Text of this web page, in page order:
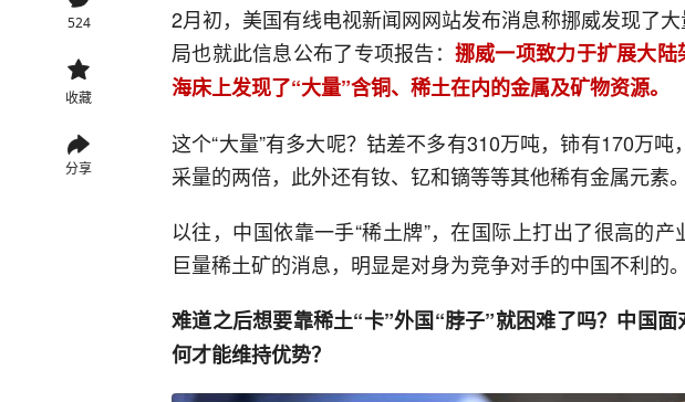
524
收藏
分享
2月初，美国有线电视新闻网网站发布消息称挪威发现了
局也就此信息公布了专项报告： 挪威一项致力于扩展大
海床上发现了“大量”含铜、稀土在内的金属及矿物资源。
这个“大量”有多大呢？钴差不多有310万吨，铈有170万
采量的两倍，此外还有钕、钇和镝等等其他稀有金属元素。
以往，中国依靠一手“稀土牌”，在国际上打出了很高的
巨量稀土矿的消息，明显是对身为竞争对手的中国不利的。
难道之后想要靠稀土“卡”外国“脖子”就困难了吗？中国
何才能维持优势？